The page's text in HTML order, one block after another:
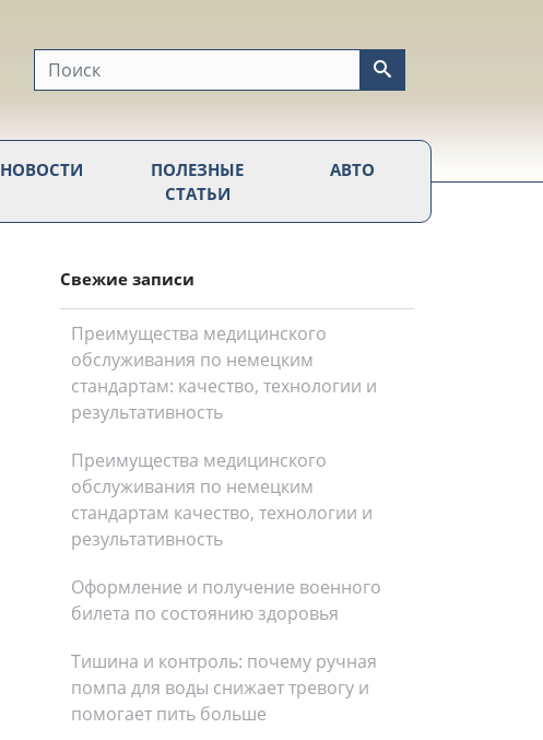
НОВОСТИ
ПОЛЕЗНЫЕ
СТАТЬИ
АВТО
Свежие записи
Преимущества медицинского
обслуживания по немецким
стандартам: качество, технологии и
результативность
Преимущества медицинского
обслуживания по немецким
стандартам качество, технологии и
результативность
Оформление и получение военного
билета по состоянию здоровья
Тишина и контроль: почему ручная
помпа для воды снижает тревогу и
помогает пить больше